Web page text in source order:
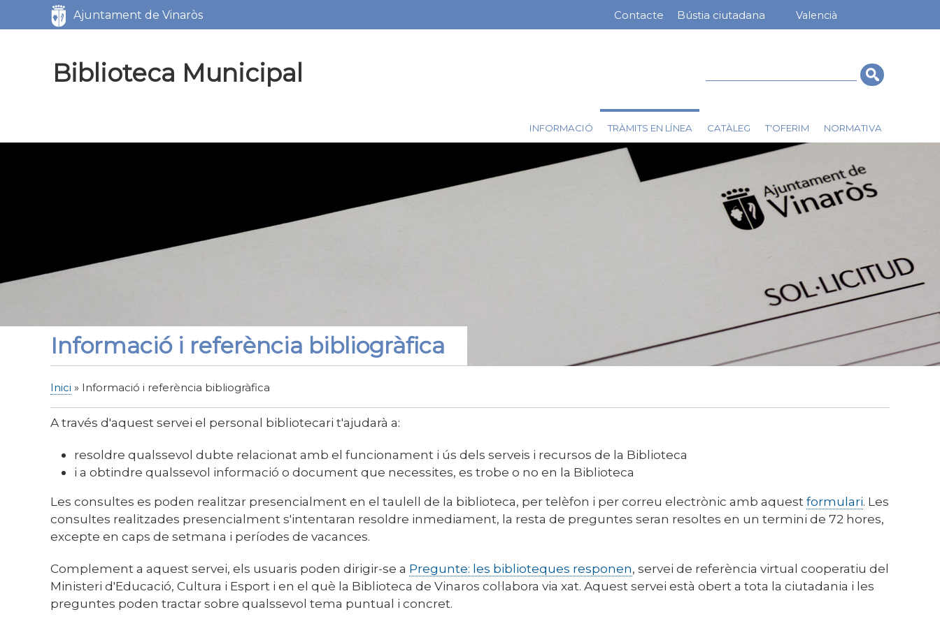
al
Valencià
Menú
Contacte Bústia ciutadana
Ajuntament de Vinaròs
Biblioteca Municipal
INFORMACIÓ TRÀMITS EN LÍNEA CATÀLEG T'OFERIM NORMATIVA
Informació i referència bibliogràfica
d'Ariadna
Inici Informació i referència bibliogràfica
A través d'aquest servei el personal bibliotecari t'ajudarà a:
resoldre qualssevol dubte relacionat amb el funcionament i ús dels serveis i recursos de la Biblioteca
i a obtindre qualssevol informació o document que necessites, es trobe o no en la Biblioteca
Les consultes es poden realitzar presencialment en el taulell de la biblioteca, per telèfon i per correu electrònic amb aquest formulari. Les
consultes realitzades presencialment s'intentaran resoldre inmediament, la resta de preguntes seran resoltes en un termini de 72 hores,
excepte en caps de setmana i períodes de vacances.
Complement a aquest servei, els usuaris poden dirigir-se a Pregunte: les biblioteques responen, servei de referència virtual cooperatiu del
Ministeri d'Educació, Cultura i Esport i en el què la Biblioteca de Vinaros col·labora via xat. Aquest servei està obert a tota la ciutadania i les
preguntes poden tractar sobre qualssevol tema puntual i concret.